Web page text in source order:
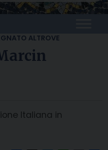
ALTROVE
Italiana in